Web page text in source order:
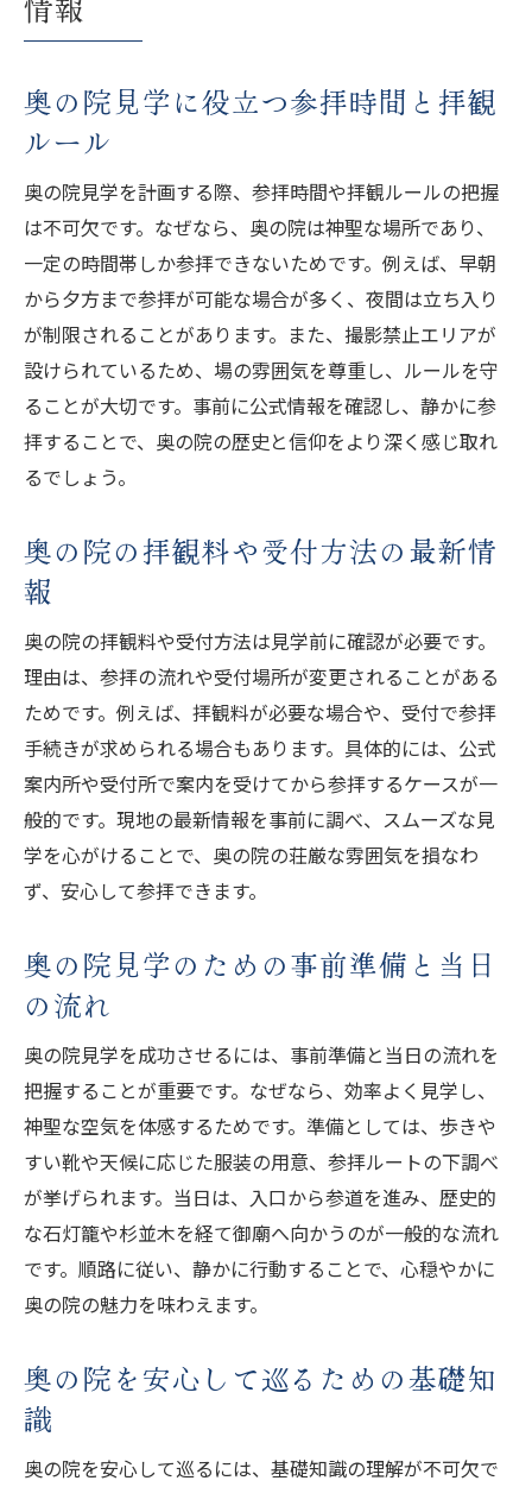
奥の院見学に役立つ参拝時間と拝観
ルール
奥の院見学を計画する際、参拝時間や拝観ルールの把握
は不可欠です。なぜなら、奥の院は神聖な場所であり、
一定の時間帯しか参拝できないためです。例えば、早朝
から夕方まで参拝が可能な場合が多く、夜間は立ち入り
が制限されることがあります。また、撮影禁止エリアが
設けられているため、場の雰囲気を尊重し、ルールを守
ることが大切です。事前に公式情報を確認し、静かに参
拝することで、奥の院の歴史と信仰をより深く感じ取れ
るでしょう。
奥の院の拝観料や受付方法の最新情
報
奥の院の拝観料や受付方法は見学前に確認が必要です。
理由は、参拝の流れや受付場所が変更されることがある
ためです。例えば、拝観料が必要な場合や、受付で参拝
手続きが求められる場合もあります。具体的には、公式
案内所や受付所で案内を受けてから参拝するケースが一
般的です。現地の最新情報を事前に調べ、スムーズな見
学を心がけることで、奥の院の荘厳な雰囲気を損なわ
ず、安心して参拝できます。
奥の院見学のための事前準備と当日
の流れ
奥の院見学を成功させるには、事前準備と当日の流れを
把握することが重要です。なぜなら、効率よく見学し、
神聖な空気を体感するためです。準備としては、歩きや
すい靴や天候に応じた服装の用意、参拝ルートの下調べ
が挙げられます。当日は、入口から参道を進み、歴史的
な石灯籠や杉並木を経て御廟へ向かうのが一般的な流れ
です。順路に従い、静かに行動することで、心穏やかに
奥の院の魅力を味わえます。
奥の院を安心して巡るための基礎知
識
奥の院を安心して巡るには、基礎知識の理解が不可欠で